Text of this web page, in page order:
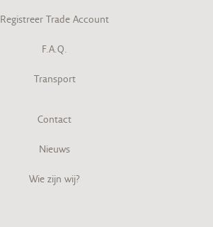
Registreer Trade Account
F.A.Q.
Transport
Contact
Nieuws
Wie zijn wij?